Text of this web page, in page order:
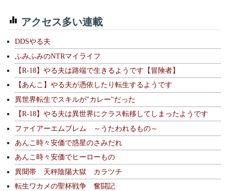
アクセス多い連載
DDSやる夫
ふみふみのNTRマイライフ
【R-18】やる夫は路端で生きるようです【冒険者】
【あんこ】やる夫が憑依したり転生するようです
異世界転生でスキルが"カレー"だった
【R-18】やる夫は異世界にクラス転移してしまったようです
ファイアーエムブレム ～うたわれるもの～
あんこ時々安価で惑星のさみだれ
あんこ時々安価でヒーローもの
異聞帯 天秤陰陽大獄 カラツチ
転生ワカメの聖杯戦争 奮闘記